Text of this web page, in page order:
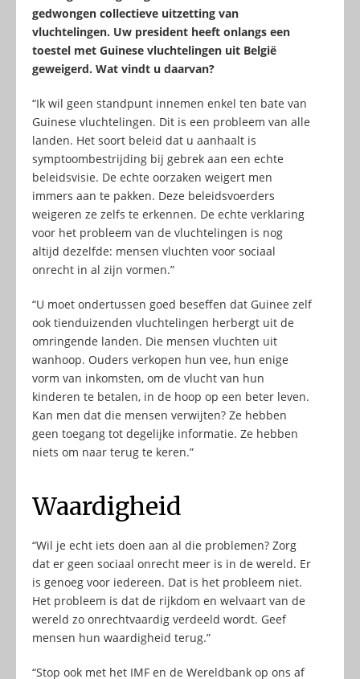
gedwongen collectieve uitzetting van
vluchtelingen. Uw president heeft onlangs een
toestel met Guinese vluchtelingen uit België
geweigerd. Wat vindt u daarvan?
“Ik wil geen standpunt innemen enkel ten bate van
Guinese vluchtelingen. Dit is een probleem van alle
landen. Het soort beleid dat u aanhaalt is
symptoombestrijding bij gebrek aan een echte
beleidsvisie. De echte oorzaken weigert men
immers aan te pakken. Deze beleidsvoerders
weigeren ze zelfs te erkennen. De echte verklaring
voor het probleem van de vluchtelingen is nog
altijd dezelfde: mensen vluchten voor sociaal
onrecht in al zijn vormen.”
“U moet ondertussen goed beseffen dat Guinee zelf
ook tienduizenden vluchtelingen herbergt uit de
omringende landen. Die mensen vluchten uit
wanhoop. Ouders verkopen hun vee, hun enige
vorm van inkomsten, om de vlucht van hun
kinderen te betalen, in de hoop op een beter leven.
Kan men dat die mensen verwijten? Ze hebben
geen toegang tot degelijke informatie. Ze hebben
niets om naar terug te keren.”
Waardigheid
“Wil je echt iets doen aan al die problemen? Zorg
dat er geen sociaal onrecht meer is in de wereld. Er
is genoeg voor iedereen. Dat is het probleem niet.
Het probleem is dat de rijkdom en welvaart van de
wereld zo onrechtvaardig verdeeld wordt. Geef
mensen hun waardigheid terug.”
“Stop ook met het IMF en de Wereldbank op ons af